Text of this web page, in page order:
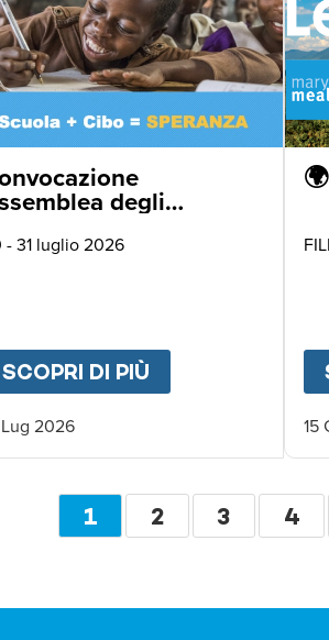
MARATHON 2026
degli
- 31 luglio 2026
SCOPRI DI PIÙ
Lug 2026 15
Paginazione
PAGINA
1 PAGINA
2 PAGINA
3 4